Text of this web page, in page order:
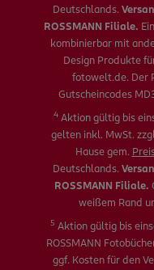
Deutschlands.
ROSSMANN Filiale.
kombinierbar mit
Design Produkte
fotowelt.de. Der
Gutscheincodes
4 Aktion gültig bis
gelten inkl. MwSt.
Hause gem.
Deutschlands.
ROSSMANN Filiale.
weißem Rand
5 Aktion gültig bis
ROSSMANN
ggf. Kosten für den